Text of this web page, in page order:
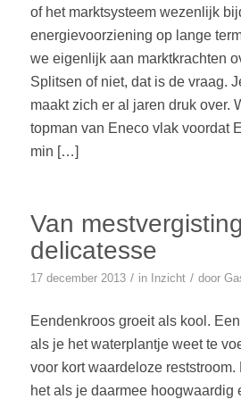
of het marktsysteem wezenlijk
energievoorziening op lange
we eigenlijk aan marktkrachten
Splitsen of niet, dat is de vraag.
maakt zich er al jaren druk over.
topman van Eneco vlak voordat
min […]
Van
delicatesse
17 december 2013 / in Inzicht / door
Eendenkroos groeit als kool.
als je het waterplantje weet te
voor kort waardeloze
het als je daarmee hoogwaardig